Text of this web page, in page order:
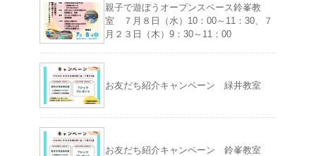
親子で遊ぼうオープンスペース鈴峯教
室 ７月８日（水）10：00～11：30、７
月２３日（木）9：30～11：00
お友だち紹介キャンペーン 緑井教室
お友だち紹介キャンペーン 鈴峯教室